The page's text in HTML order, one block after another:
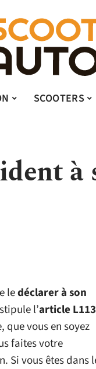
SCOOTERS
à
ledéclarer à son
l’article
que vous en soyez
faites votre
Si vous êtes dans